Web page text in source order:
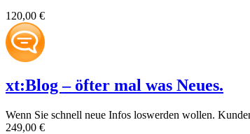
120,00 €
xt:Blog – öfter mal was Neues.
Wenn Sie schnell neue Infos loswerden wollen.
249,00 €